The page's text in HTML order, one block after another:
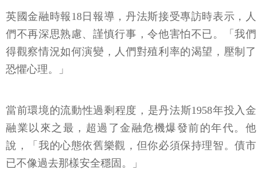
英國金融時報18日報導，丹法斯接受專訪時表示，人
們不再深思熟慮、謹慎行事，令他害怕不已。「我們
得觀察情況如何演變，人們對殖利率的渴望，壓制了
恐懼心理。」
當前環境的流動性過剩程度，是丹法斯1958年投入金
融業以來之最，超過了金融危機爆發前的年代。他
說，「我的心態依舊樂觀，但你必須保持理智。債市
已不像過去那樣安全穩固。」